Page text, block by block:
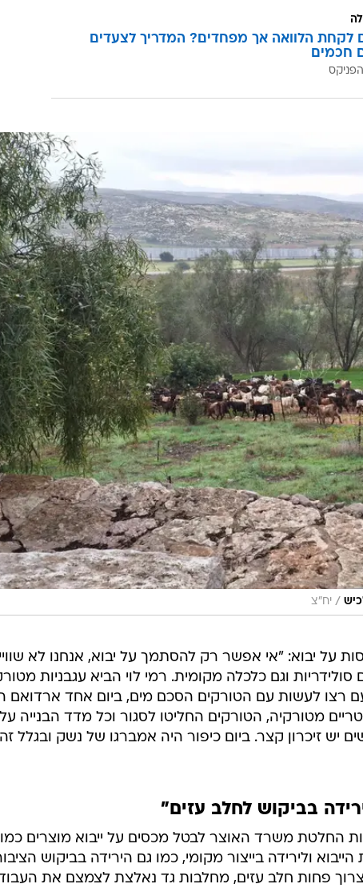
הביקוש לגבינות פרימיום של עיזים וגם בתוצרת חלב
מעליית יוקר המחיה ומצב הרוח הלאומי".
בעיקר על גבינות ומוצרי פרימיום ואינה שותפה
לקחת הלוואה אך מפחדים? המדריך לצעדים
חכמים
על יבוא: "אי אפשר רק להסתמך על יבוא, אנחנו לא
סולידריות וגם כלכלה מקומית. רמי לוי הביא עגבניות
רצו לעשות עם הטורקים הסכם מים, ביום אחד ארדואם